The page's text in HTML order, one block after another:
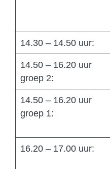
14.30 – 14.50 uur:
14.50 – 16.20 uur
groep 2:
14.50 – 16.20 uur
groep 1:
16.20 – 17.00 uur: